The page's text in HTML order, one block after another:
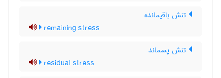
تنش باقیمانده
remaining stress
تنش پسماند
residual stress